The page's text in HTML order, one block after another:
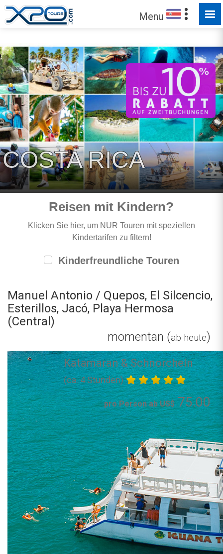
Menu
BUCHEN - JETZT EINFACHER GEMACHT
COSTA RICA
Reisen mit Kindern?
Klicken Sie hier, um NUR Touren mit speziellen
Kindertarifen zu filtern!
Kinderfreundliche Touren
Manuel Antonio / Quepos, El Silcencio,
Esterillos, Jacó, Playa Hermosa
(Central)
momentan (ab heute)
Katamaran & Schnorcheln
(ca. 4 Stunden)
pro Person ab US$75.00